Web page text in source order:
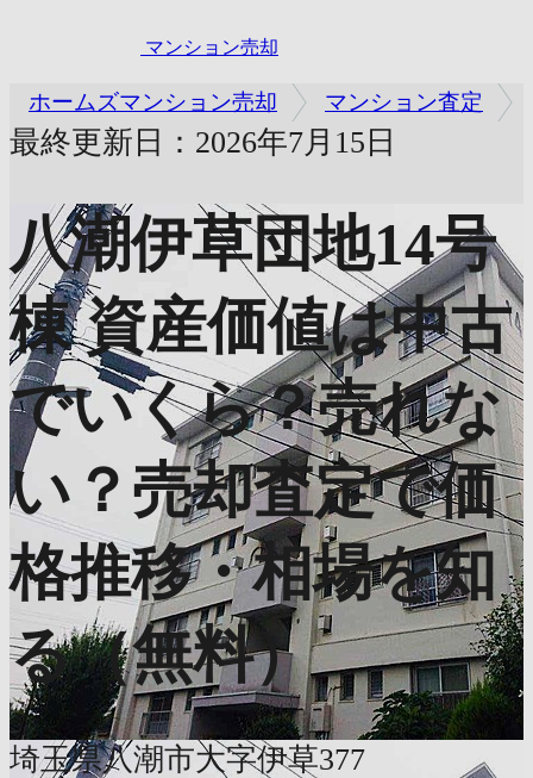
マンション売却
ホームズマンション売却 マンション査定
最終更新日：2026年7月15日
八潮伊草団地14号
棟 資産価値は中古
でいくら？売れな
い？売却査定で価
格推移・相場を知
る（無料）
埼玉県八潮市大字伊草377